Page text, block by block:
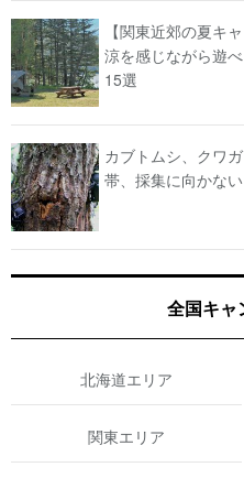
【関東近郊の夏キ
涼を感じながら遊
15選
カブトムシ、クワ
帯、採集に向かない
全国キャ
北海道エリア
関東エリア